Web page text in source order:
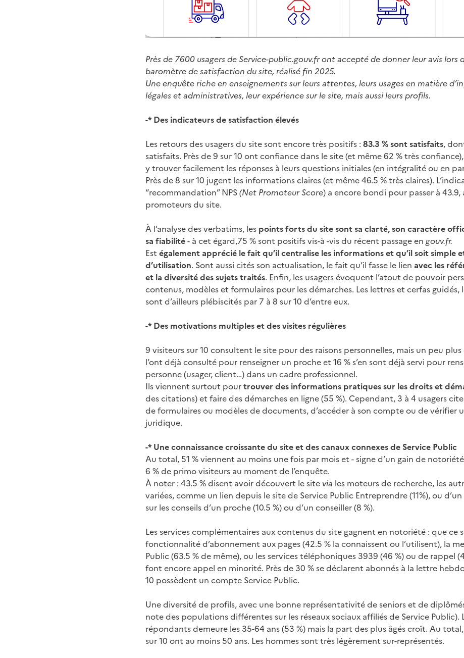
Près de 7600 usagers de Service-public.gouv.fr ont accepté de donner leur avis lors
baromètre de satisfaction du site, réalisé fin 2025.
Une enquête riche en enseignements sur leurs attentes, leurs usages en matière
légales et administratives, leur expérience sur le site, mais aussi leurs profils.
-* Des indicateurs de satisfaction élevés
Les retours des usagers du site sont encore très positifs : 83.3 % sont satisfaits,
satisfaits. Près de 9 sur 10 ont confiance dans le site (et même 62 % très
y trouver facilement les réponses à leurs questions initiales (en intégralité ou en
Près de 8 sur 10 jugent les informations claires (et même 46.5 % très claires).
“recommandation” NPS(Net Promoteur Score) a encore bondi pour passer à 43.9,
promoteurs du site.
À l’analyse des verbatims, les points forts du site sont sa clarté, son caractère
sa fiabilité- à cet égard,75 % sont positifs vis-à -vis du récent passage en gouv.fr.
Est également apprécié le fait qu’il centralise les informations et qu’il soit simple
d’utilisation. Sont aussi cités son actualisation, le fait qu’il fasse le lien avec les
et la diversité des sujets traités. Enfin, les usagers évoquent l’atout de pouvoir
contenus, modèles et formulaires pour les démarches. Les lettres et cerfas guidés,
sont d’ailleurs plébiscités par 7 à 8 sur 10 d’entre eux.
-* Des motivations multiples et des visites régulières
9 visiteurs sur 10 consultent le site pour des raisons personnelles, mais un peu
l’ont déjà consulté pour renseigner un proche et 16 % s’en sont déjà servi pour
personne (usager, client…) dans un cadre professionnel.
Ils viennent surtout pourtrouver des informations pratiques sur les droits et
des citations) et faire des démarches en ligne (55 %). Cependant, 3 à 4 usagers
de formulaires ou modèles de documents, d’accéder à son compte ou de vérifier
juridique.
-* Une connaissance croissante du site et des canaux connexes de Service Public
Au total, 51 % viennent au moins une fois par mois et - signe d’un gain de
6 % de primo visiteurs au moment de l’enquête.
À noter : 43.5 % disent avoir découvert le site via les moteurs de recherche, les
variées, comme un lien depuis le site de Service Public Entreprendre (11%), ou
sur les conseils d’un proche (10.5 %) ou d’un conseiller (8 %).
Les services complémentaires aux contenus du site gagnent en notoriété : que ce
fonctionnalité d’abonnement aux pages (42.5 % la connaissent ou l’utilisent), la
Public (63.5 % de même), ou les services téléphoniques 3939 (46 %) ou de rappel
font encore appel en minorité. Près de 30 % se déclarent abonnés à la lettre
10 possèdent un compte Service Public.
Une diversité de profils, avec une bonne représentativité de seniors et de
note des populations différentes sur les réseaux sociaux affiliés de Service
répondants demeure les 35-64 ans (53 %) mais la part des plus âgés croît. Au
sur 10 ont au moins 50 ans. Les hommes sont très légèrement sur-représentés.